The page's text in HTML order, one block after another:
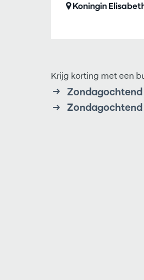
Koningin
Krijg korting met een
Zondagochtend
Zondagochtend